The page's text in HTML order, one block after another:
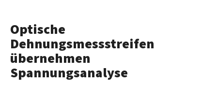
Optische
Dehnungsmessstreifen
übernehmen
Spannungsanalyse